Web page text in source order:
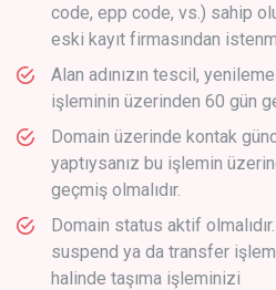
code, epp code, vs.) sahip
eski kayıt firmasından
Alan adınızın tescil,
işleminin üzerinden 60 gün
Domain üzerinde kontak
yaptıysanız bu işlemin
geçmiş olmalıdır.
Domain status aktif
suspend ya da transfer
halinde taşıma işleminizi